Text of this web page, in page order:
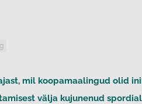
mil koopamaalingud olid
välja kujunenud